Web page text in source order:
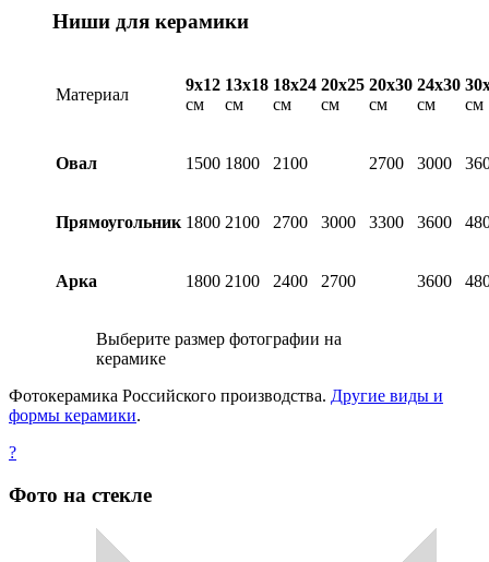
Ниши для керамики
Материал
9х12
см
13х18
см
18х24
см
20х25
см
20х30
см
24х30
см
см
Овал 1500 1800 2100 2700 3000
Прямоугольник 1800 2100 2700 3000 3300 3600
Арка 1800 2100 2400 2700 3600
Выберите размер фотографии на
керамике
Фотокерамика Российского производства. Другие виды и
формы керамики.
?
Фото на стекле